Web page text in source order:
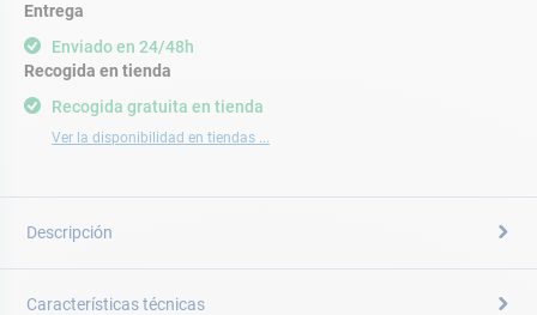
Entrega
Enviado en 24/48h
Recogida gratuita en tienda
Ver la disponibilidad en tiendas ...
Recogida en tienda
Descripción
Características técnicas